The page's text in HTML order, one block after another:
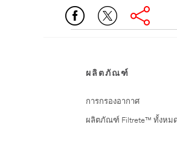
ผลิตภัณฑ์
การกรองอากาศ
ผลิตภัณฑ์ Filtrete™ ทั้งหม